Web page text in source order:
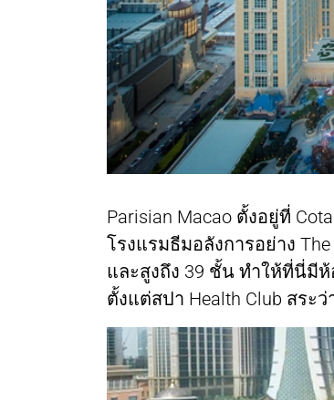
Parisian Macao ตั้งอยู่ที่
โรงแรมธีมอลังการอย่าง
และสูงถึง 39 ชั้น ทำให้ที่นี่มี
ตั้งแต่สปา Health Club สระ